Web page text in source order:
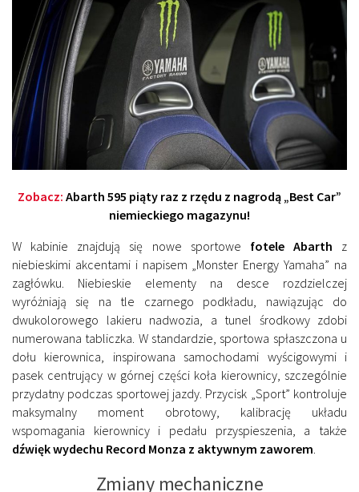
Zobacz: Abarth 595 piąty raz z rzędu z nagrodą „Best Car”
niemieckiego magazynu!
W kabinie znajdują się nowe sportowe fotele Abarth z
niebieskimi akcentami i napisem „Monster Energy Yamaha” na
zagłówku. Niebieskie elementy na desce rozdzielczej
wyróżniają się na tle czarnego podkładu, nawiązując do
dwukolorowego lakieru nadwozia, a tunel środkowy zdobi
numerowana tabliczka. W standardzie, sportowa spłaszczona u
dołu kierownica, inspirowana samochodami wyścigowymi i
pasek centrujący w górnej części koła kierownicy, szczególnie
przydatny podczas sportowej jazdy. Przycisk „Sport” kontroluje
maksymalny moment obrotowy, kalibrację układu
wspomagania kierownicy i pedału przyspieszenia, a także
dźwięk wydechu Record Monza z aktywnym zaworem.
Zmiany mechaniczne